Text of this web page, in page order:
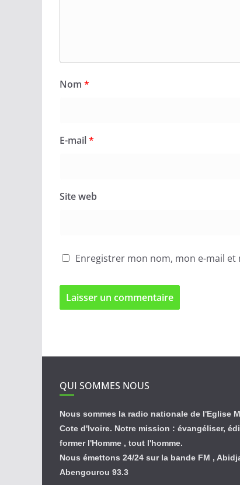
Nom *
E-mail*
Site web
Enregistrer mon nom, mon e-mail
QUI SOMMES NOUS
Nous sommes la radio nationale de l'Eglise
Cote d'Ivoire. Notre mission : évangéliser,
former l'Homme , tout l'homme.
Nous émettons 24/24 sur la bande FM ,
Abengourou 93.3